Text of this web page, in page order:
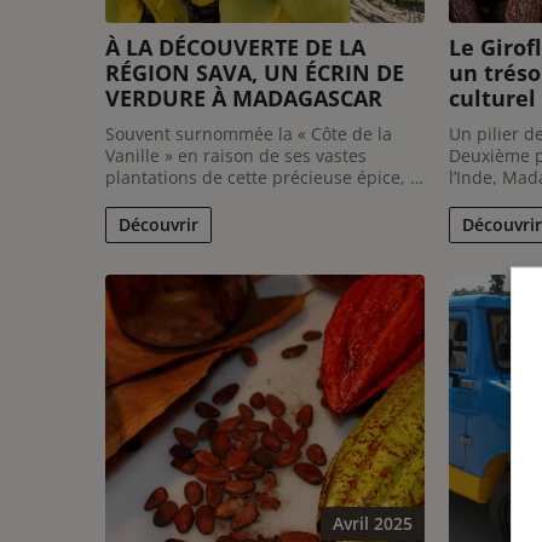
À LA DÉCOUVERTE DE LA
RÉGION SAVA, UN ÉCRIN DE
VERDURE À MADAGASCAR
Souvent surnommée la « Côte de la
Vanille » en raison de ses vastes
plantations de cette précieuse épice, la
naturel. Toutefois, au-delà de la
vanille, cette région du nord-est de
les amoureux de la nature et offre ...
Découvrir
Le
un
culturel
Un pilier
Deuxième
l’Inde,
girofle,
multiples
culinaires
girofle, qui
Découvrir
Avril 2025